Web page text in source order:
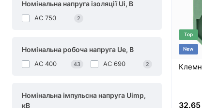
Номінальна напруга ізоляції Ui, В
АС 750 2
Номінальна робоча напруга Ue, В
AC 400 43 AC 690 2
Номінальна імпульсна напруга Uimp,
кВ
Top
New
32.65